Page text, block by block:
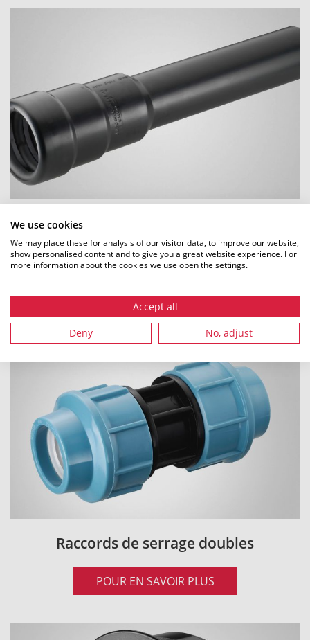
We use cookies
We may place these for analysis of our visitor data, to improve our website,
show personalised content and to give you a great website experience. For
more information about the cookies we use open the settings.
Accept all
Deny No, adjust
Manchon de transition
POUR EN SAVOIR PLUS
Raccords de serrage doubles
POUR EN SAVOIR PLUS